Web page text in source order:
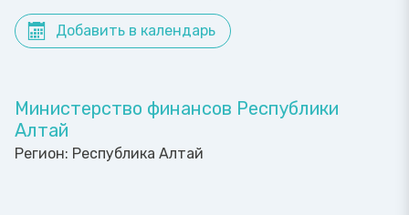
Добавить в календарь
Министерство финансов Республики
Алтай
Регион: Республика Алтай